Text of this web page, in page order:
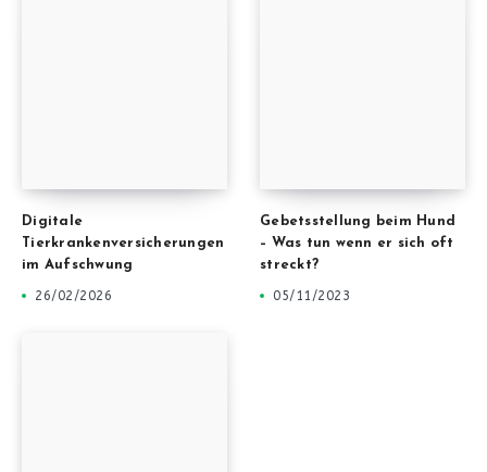
Digitale
Tierkrankenversicherungen
im Aufschwung
26/02/2026
Gebetsstellung beim Hund
– Was tun wenn er sich oft
streckt?
05/11/2023